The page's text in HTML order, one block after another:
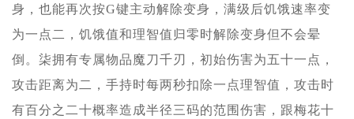
身，也能再次按G键主动解除变身，满级后饥饿速率变
为一点二，饥饿值和理智值归零时解除变身但不会晕
倒。柒拥有专属物品魔刀千刃，初始伤害为五十一点，
攻击距离为二，手持时每两秒扣除一点理智值，攻击时
有百分之二十概率造成半径三码的范围伤害，跟梅花十